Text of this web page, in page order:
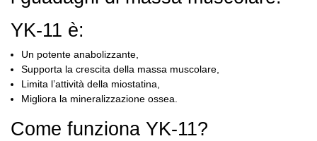
YK-11 è:
Un potente anabolizzante,
Supporta la crescita della massa muscolare,
Limita l’attività della miostatina,
Migliora la mineralizzazione ossea.
Come funziona YK-11?